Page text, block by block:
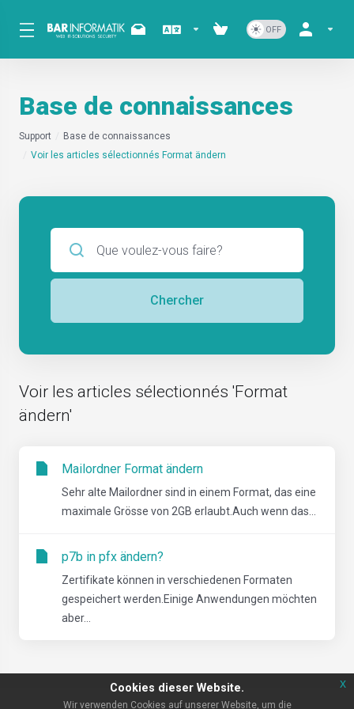
Base de connaissances
Support
Base de connaissances
Voir les articles sélectionnés Format ändern
Chercher
Voir les articles sélectionnés 'Format
ändern'
Mailordner Format ändern
Sehr alte Mailordner sind in einem Format, das eine
maximale Grösse von 2GB erlaubt.Auch wenn das...
p7b in pfx ändern?
Zertifikate können in verschiedenen Formaten
gespeichert werden.Einige Anwendungen möchten
aber...
Cookies dieser Website.
Wir verwenden Cookies auf unserer Website, um die
x